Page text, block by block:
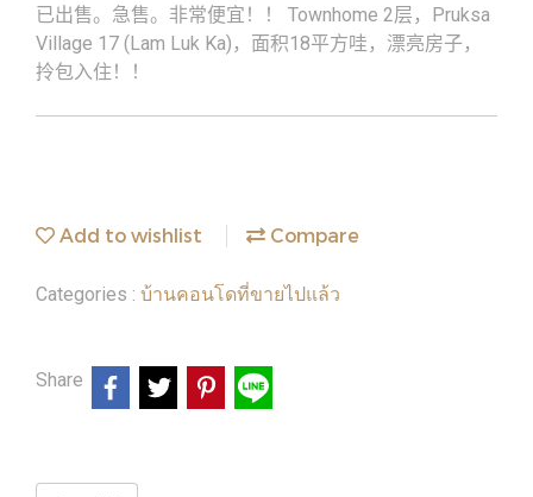
已出售。急售。非常便宜！！ Townhome 2层，Pruksa
Village 17 (Lam Luk Ka)，面积18平方哇，漂亮房子，
拎包入住！！
Add to wishlist Compare
Categories : บ้านคอนโดที่ขายไปแล้ว
Share